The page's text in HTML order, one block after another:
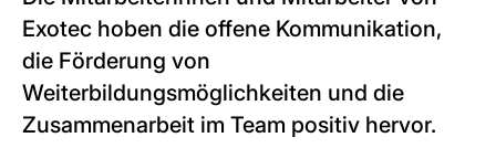
Exotec hoben die offene Kommunikation,
die Förderung von
Weiterbildungsmöglichkeiten und die
Zusammenarbeit im Team positiv hervor.